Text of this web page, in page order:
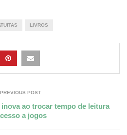
LIVROS
PREVIOUS POST
ao trocar tempo de leitura
a jogos